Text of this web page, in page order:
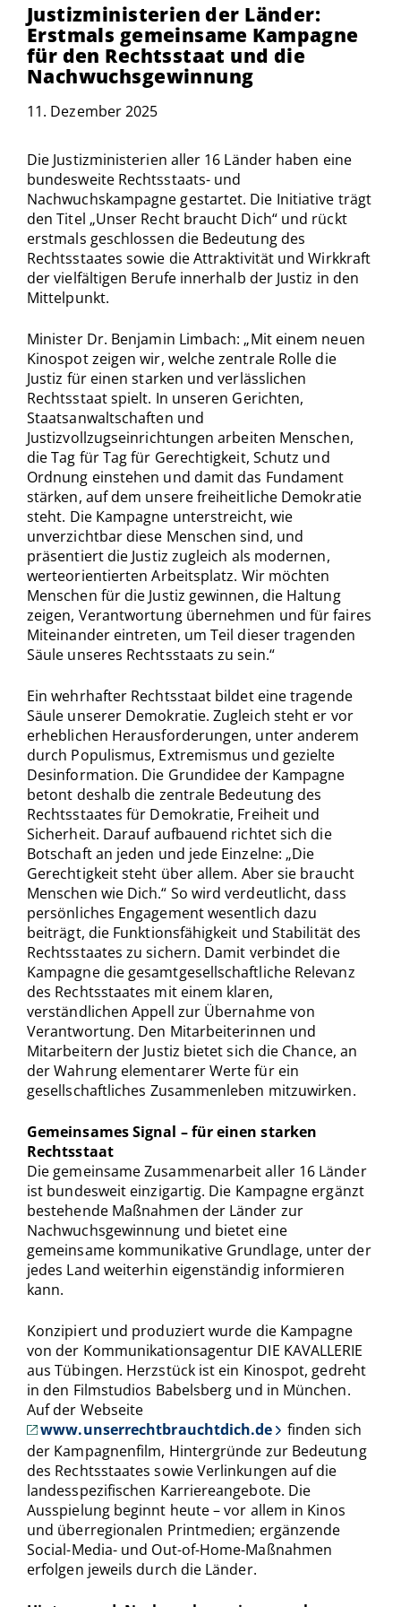
Justizministerien der Länder:
Erstmals gemeinsame Kampagne
für den Rechtsstaat und die
Nachwuchsgewinnung
11. Dezember 2025
Die Justizministerien aller 16 Länder haben eine
bundesweite Rechtsstaats- und
Nachwuchskampagne gestartet. Die Initiative trägt
den Titel „Unser Recht braucht Dich“ und rückt
erstmals geschlossen die Bedeutung des
Rechtsstaates sowie die Attraktivität und Wirkkraft
der vielfältigen Berufe innerhalb der Justiz in den
Mittelpunkt.
Minister Dr. Benjamin Limbach: „Mit einem neuen
Kinospot zeigen wir, welche zentrale Rolle die
Justiz für einen starken und verlässlichen
Rechtsstaat spielt. In unseren Gerichten,
Staatsanwaltschaften und
Justizvollzugseinrichtungen arbeiten Menschen,
die Tag für Tag für Gerechtigkeit, Schutz und
Ordnung einstehen und damit das Fundament
stärken, auf dem unsere freiheitliche Demokratie
steht. Die Kampagne unterstreicht, wie
unverzichtbar diese Menschen sind, und
präsentiert die Justiz zugleich als modernen,
werteorientierten Arbeitsplatz. Wir möchten
Menschen für die Justiz gewinnen, die Haltung
zeigen, Verantwortung übernehmen und für faires
Miteinander eintreten, um Teil dieser tragenden
Säule unseres Rechtsstaats zu sein.“
Ein wehrhafter Rechtsstaat bildet eine tragende
Säule unserer Demokratie. Zugleich steht er vor
erheblichen Herausforderungen, unter anderem
durch Populismus, Extremismus und gezielte
Desinformation. Die Grundidee der Kampagne
betont deshalb die zentrale Bedeutung des
Rechtsstaates für Demokratie, Freiheit und
Sicherheit. Darauf aufbauend richtet sich die
Botschaft an jeden und jede Einzelne: „Die
Gerechtigkeit steht über allem. Aber sie braucht
Menschen wie Dich.“ So wird verdeutlicht, dass
persönliches Engagement wesentlich dazu
beiträgt, die Funktionsfähigkeit und Stabilität des
Rechtsstaates zu sichern. Damit verbindet die
Kampagne die gesamtgesellschaftliche Relevanz
des Rechtsstaates mit einem klaren,
verständlichen Appell zur Übernahme von
Verantwortung. Den Mitarbeiterinnen und
Mitarbeitern der Justiz bietet sich die Chance, an
der Wahrung elementarer Werte für ein
gesellschaftliches Zusammenleben mitzuwirken.
Gemeinsames Signal – für einen starken
Rechtsstaat
Die gemeinsame Zusammenarbeit aller 16 Länder
ist bundesweit einzigartig. Die Kampagne ergänzt
bestehende Maßnahmen der Länder zur
Nachwuchsgewinnung und bietet eine
gemeinsame kommunikative Grundlage, unter der
jedes Land weiterhin eigenständig informieren
kann.
Konzipiert und produziert wurde die Kampagne
von der Kommunikationsagentur DIE KAVALLERIE
aus Tübingen. Herzstück ist ein Kinospot, gedreht
in den Filmstudios Babelsberg und in München.
Auf der Webseite
www.unserrechtbrauchtdich.de
finden sich
der Kampagnenfilm, Hintergründe zur Bedeutung
des Rechtsstaates sowie Verlinkungen auf die
landesspezifischen Karriereangebote. Die
Ausspielung beginnt heute – vor allem in Kinos
und überregionalen Printmedien; ergänzende
Social-Media- und Out-of-Home-Maßnahmen
erfolgen jeweils durch die Länder.